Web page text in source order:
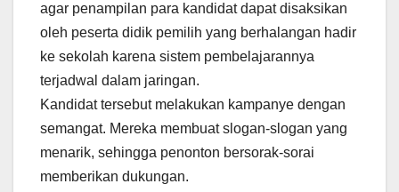
agar penampilan para kandidat dapat disaksikan
oleh peserta didik pemilih yang berhalangan hadir
ke sekolah karena sistem pembelajarannya
terjadwal dalam jaringan.
Kandidat tersebut melakukan kampanye dengan
semangat. Mereka membuat slogan-slogan yang
menarik, sehingga penonton bersorak-sorai
memberikan dukungan.